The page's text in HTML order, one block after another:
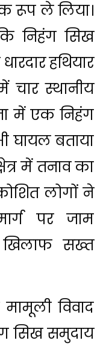
रूप ले लिया।
निहंग सिख
हथियार
चार स्थानीय
में एक निहंग
घायल बताया
में तनाव का
लोगों ने
पर जाम
सख्त
मामूली विवाद
सिख समुदाय